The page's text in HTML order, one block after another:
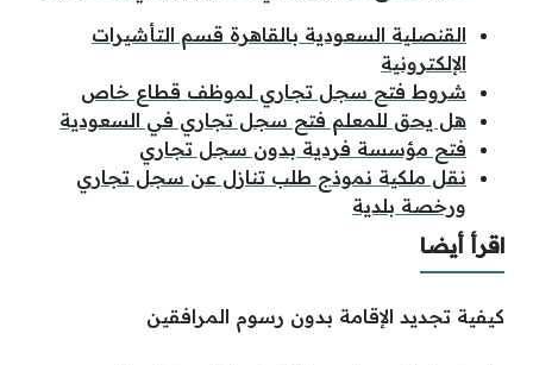
القنصلية السعودية بالقاهرة قسم التأشيرات
الإلكترونية
شروط فتح سجل تجاري لموظف قطاع خاص
هل يحق للمعلم فتح سجل تجاري في السعودية
فتح مؤسسة فردية بدون سجل تجاري
نقل ملكية نموذج طلب تنازل عن سجل تجاري
ورخصة بلدية
اقرأ أيضا
كيفية تجديد الإقامة بدون رسوم المرافقين